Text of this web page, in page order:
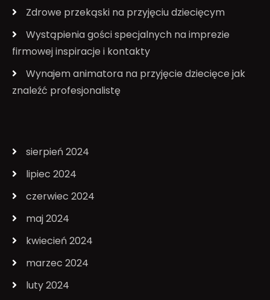
Zdrowe przekąski na przyjęciu dziecięcym
Wystąpienia gości specjalnych na imprezie
firmowej inspiracje i kontakty
Wynajem animatora na przyjęcie dziecięce jak
znaleźć profesjonalistę
sierpień 2024
lipiec 2024
czerwiec 2024
maj 2024
kwiecień 2024
marzec 2024
luty 2024